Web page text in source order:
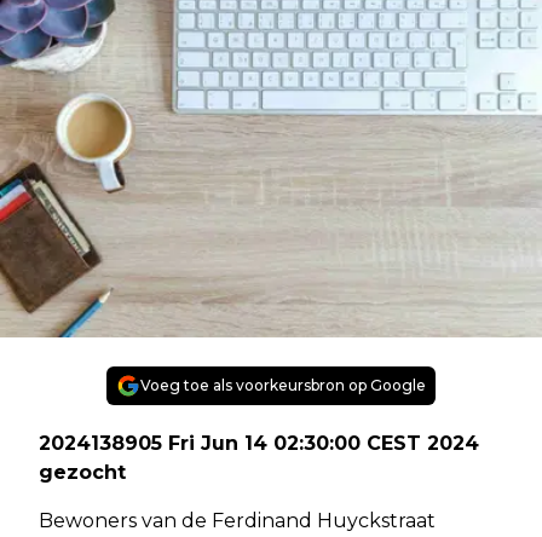
Voeg toe als voorkeursbron op Google
2024138905 Fri Jun 14 02:30:00 CEST 2024
gezocht
Bewoners van de Ferdinand Huyckstraat